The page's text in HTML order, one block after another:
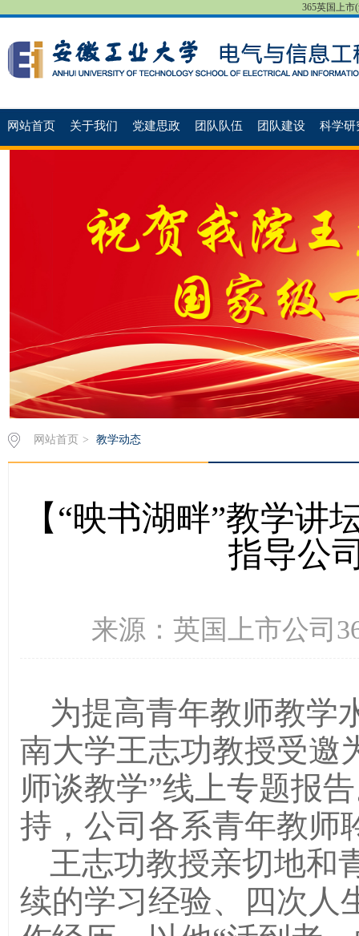
365英国上市
网站首页 关于我们 党建思政 团队队伍 团队建设 科学
网站首页 > 教学动态
【“映书湖畔”教学
指导公
来源：英国上市公司
为提高青年教师教学
南大学王志功教授受邀
师谈教学”线上专题报
持，公司各系青年教师
王志功教授亲切地和
续的学习经验、四次人